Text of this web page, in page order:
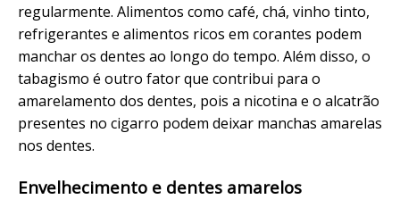
regularmente. Alimentos como café, chá, vinho tinto,
refrigerantes e alimentos ricos em corantes podem
manchar os dentes ao longo do tempo. Além disso, o
tabagismo é outro fator que contribui para o
amarelamento dos dentes, pois a nicotina e o alcatrão
presentes no cigarro podem deixar manchas amarelas
nos dentes.
Envelhecimento e dentes amarelos